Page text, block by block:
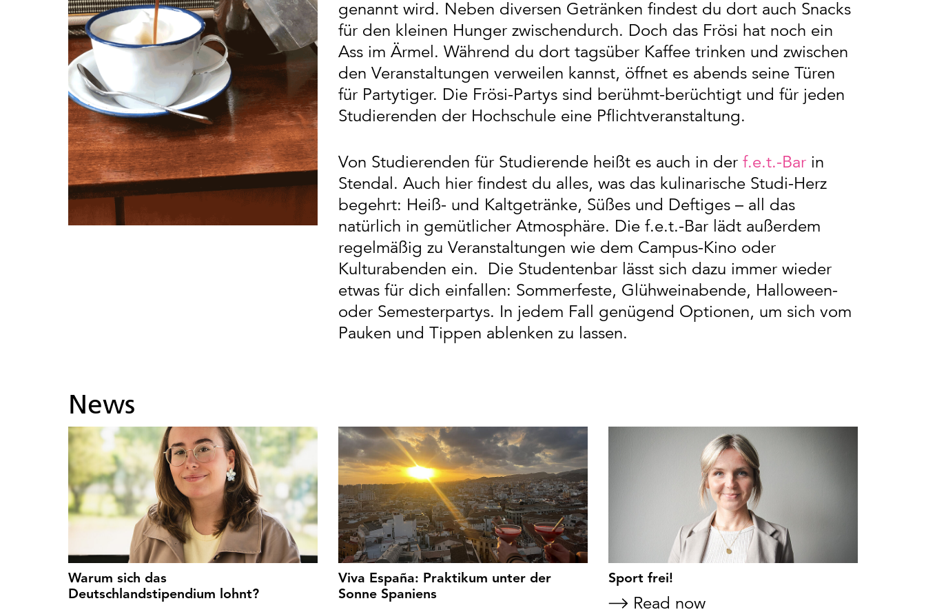
genannt wird. Neben diversen Getränken findest du dort auch Snacks
für den kleinen Hunger zwischendurch. Doch das Frösi hat noch ein
Ass im Ärmel. Während du dort tagsüber Kaffee trinken und zwischen
den Veranstaltungen verweilen kannst, öffnet es abends seine Türen
für Partytiger. Die Frösi-Partys sind berühmt-berüchtigt und für jeden
Studierenden der Hochschule eine Pflichtveranstaltung.
Von Studierenden für Studierende heißt es auch in der f.e.t.-Bar in
Stendal. Auch hier findest du alles, was das kulinarische Studi-Herz
begehrt: Heiß- und Kaltgetränke, Süßes und Deftiges – all das
natürlich in gemütlicher Atmosphäre. Die f.e.t.-Bar lädt außerdem
regelmäßig zu Veranstaltungen wie dem Campus-Kino oder
Kulturabenden ein. Die Studentenbar lässt sich dazu immer wieder
etwas für dich einfallen: Sommerfeste, Glühweinabende, Halloween-
oder Semesterpartys. In jedem Fall genügend Optionen, um sich vom
Pauken und Tippen ablenken zu lassen.
News
Warum sich das
Deutschlandstipendium lohnt?
Viva España: Praktikum unter der
Sonne Spaniens
Sport frei!
Read now